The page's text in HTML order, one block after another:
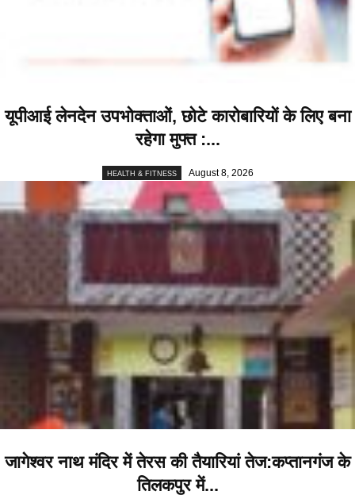
यूपीआई लेनदेन उपभोक्ताओं, छोटे कारोबारियों के लिए बना
रहेगा मुफ्त :...
HEALTH & FITNESS August 8, 2026
जागेश्वर नाथ मंदिर में तेरस की तैयारियां तेज:कप्तानगंज के
तिलकपुर में...